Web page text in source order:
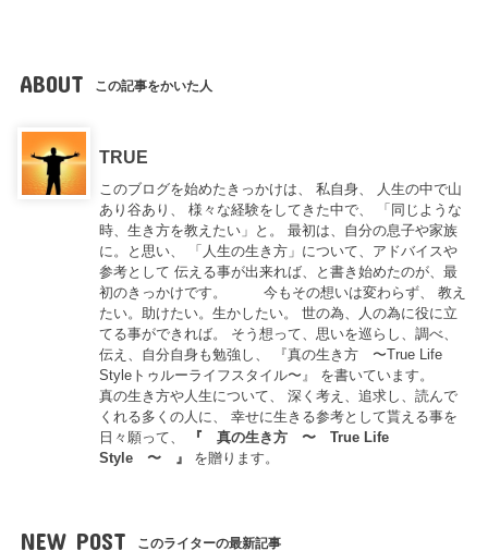
ABOUT この記事をかいた人
TRUE
このブログを始めたきっかけは、 私自身、 人生の中で山
あり谷あり、 様々な経験をしてきた中で、 「同じような
時、生き方を教えたい」と。 最初は、自分の息子や家族
に。と思い、 「人生の生き方」について、アドバイスや
参考として 伝える事が出来れば、と書き始めたのが、最
初のきっかけです。 今もその想いは変わらず、 教え
たい。助けたい。生かしたい。 世の為、人の為に役に立
てる事ができれば。 そう想って、思いを巡らし、調べ、
伝え、自分自身も勉強し、 『真の生き方 〜True Life
Styleトゥルーライフスタイル〜』 を書いています。
真の生き方や人生について、 深く考え、追求し、読んで
くれる多くの人に、 幸せに生きる参考として貰える事を
日々願って、
『真の生き方 〜 True Life
Style 〜 』 を贈ります。
NEW POST このライターの最新記事